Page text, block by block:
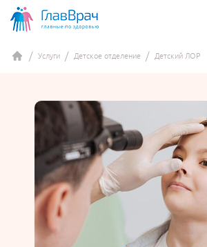
Услуги Детское отделение Детский ЛОР